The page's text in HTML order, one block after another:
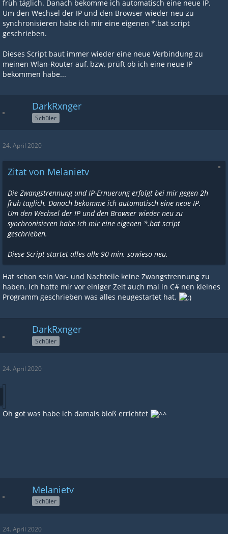
früh täglich. Danach bekomme ich automatisch eine neue IP.
Um den Wechsel der IP und den Browser wieder neu zu
synchronisieren habe ich mir eine eigenen *.bat script
geschrieben.
Dieses Script baut immer wieder eine neue Verbindung zu
meinen Wlan-Router auf, bzw. prüft ob ich eine neue IP
bekommen habe...
DarkRxnger
Schüler
24. April 2020
Zitat von Melanietv
Die Zwangstrennung und IP-Ernuerung erfolgt bei mir gegen 2h
früh täglich. Danach bekomme ich automatisch eine neue IP.
Um den Wechsel der IP und den Browser wieder neu zu
synchronisieren habe ich mir eine eigenen *.bat script
geschrieben.
Diese Script startet alles alle 90 min. sowieso neu.
Hat schon sein Vor- und Nachteile keine Zwangstrennung zu
haben. Ich hatte mir vor einiger Zeit auch mal in C# nen kleines
Programm geschrieben was alles neugestartet hat.
DarkRxnger
Schüler
24. April 2020
Oh got was habe ich damals bloß errichtet
Melanietv
Schüler
24. April 2020